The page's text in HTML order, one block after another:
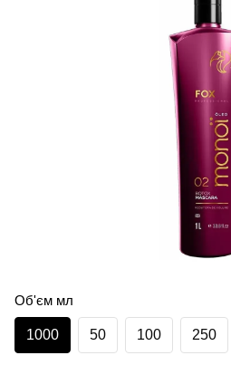
Об'єм мл
1000 50 100 250